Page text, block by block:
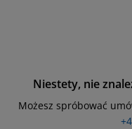
Niestety, nie
Możesz spróbować